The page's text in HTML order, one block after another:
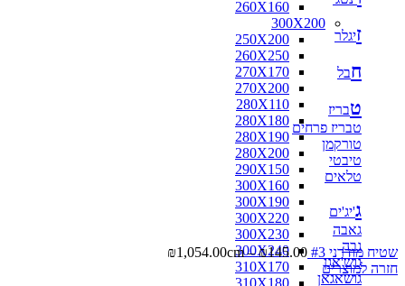
260X160
300X200
250X200
260X250
270X170
270X200
280X110
280X180
280X190
280X200
290X150
300X160
300X190
300X220
300X230
300X240
310X170
זיגלר
חבל
טבריז
טבריז פרחים
טורקמן
טיבטי
טלאים
ג'יג'ים
גאבה
גבה
גוש'אגן
גושאגאן
שטיח מודרני #3 ₪145.00
–
₪1,054.00cm
חזרה למוצרים